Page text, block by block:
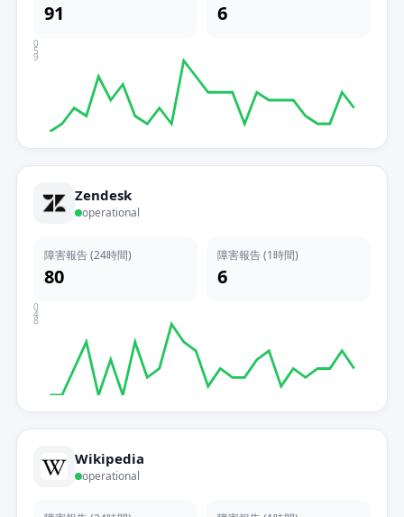
91 6
9
5
0
Zendesk
operational
障害報告 (24時間)
80
障害報告 (1時間)
6
8
4
0
Wikipedia
operational